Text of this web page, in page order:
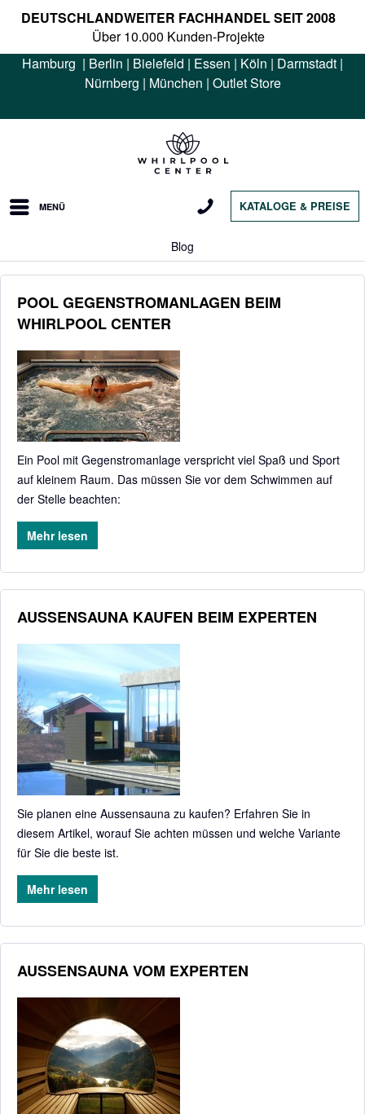
DEUTSCHLANDWEITER FACHHANDEL SEIT 2008
Über 10.000 Kunden-Projekte
Hamburg | Berlin | Bielefeld | Essen | Köln | Darmstadt |
Nürnberg | München | Outlet Store
MENÜ KATALOGE & PREISE
Blog
POOL GEGENSTROMANLAGEN BEIM
WHIRLPOOL CENTER
Ein Pool mit Gegenstromanlage verspricht viel Spaß und Sport
auf kleinem Raum. Das müssen Sie vor dem Schwimmen auf
der Stelle beachten:
Mehr lesen
AUSSENSAUNA KAUFEN BEIM EXPERTEN
Sie planen eine Aussensauna zu kaufen? Erfahren Sie in
diesem Artikel, worauf Sie achten müssen und welche Variante
für Sie die beste ist.
Mehr lesen
AUSSENSAUNA VOM EXPERTEN